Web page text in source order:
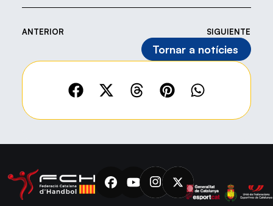
ANTERIOR SIGUIENTE
Tornar a notícies